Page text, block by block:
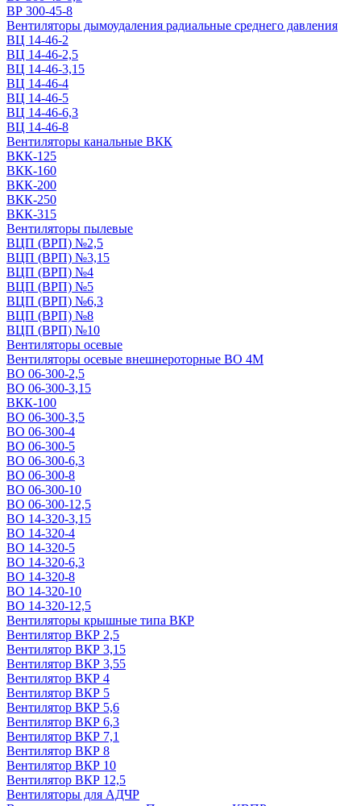
ВР 300-45-8
Вентиляторы дымоудаления радиальные среднего давления
ВЦ 14-46-2
ВЦ 14-46-2,5
ВЦ 14-46-3,15
ВЦ 14-46-4
ВЦ 14-46-5
ВЦ 14-46-6,3
ВЦ 14-46-8
Вентиляторы канальные ВКК
ВКК-125
ВКК-160
ВКК-200
ВКК-250
ВКК-315
Вентиляторы пылевые
ВЦП (ВРП) №2,5
ВЦП (ВРП) №3,15
ВЦП (ВРП) №4
ВЦП (ВРП) №5
ВЦП (ВРП) №6,3
ВЦП (ВРП) №8
ВЦП (ВРП) №10
Вентиляторы осевые
Вентиляторы осевые внешнероторные ВО 4М
ВО 06-300-2,5
ВО 06-300-3,15
ВКК-100
ВО 06-300-3,5
ВО 06-300-4
ВО 06-300-5
ВО 06-300-6,3
ВО 06-300-8
ВО 06-300-10
ВО 06-300-12,5
ВО 14-320-3,15
ВО 14-320-4
ВО 14-320-5
ВО 14-320-6,3
ВО 14-320-8
ВО 14-320-10
ВО 14-320-12,5
Вентиляторы крышные типа ВКР
Вентилятор ВКР 2,5
Вентилятор ВКР 3,15
Вентилятор ВКР 3,55
Вентилятор ВКР 4
Вентилятор ВКР 5
Вентилятор ВКР 5,6
Вентилятор ВКР 6,3
Вентилятор ВКР 7,1
Вентилятор ВКР 8
Вентилятор ВКР 10
Вентилятор ВКР 12,5
Вентиляторы для АДЧР